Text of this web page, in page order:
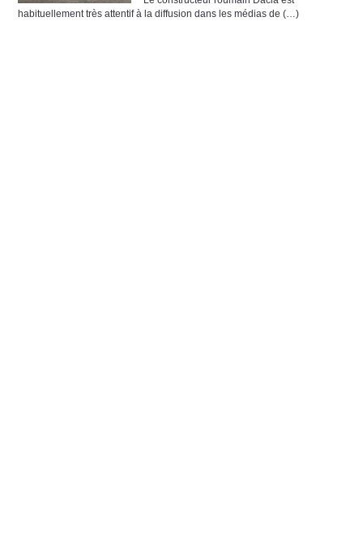
habituellement très attentif à la diffusion dans les médias de (…)